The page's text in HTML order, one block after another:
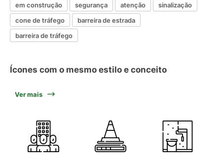
em construção segurança atenção
sinalização
cone de tráfego
barreira de estrada
barreira de tráfego
Ícones com o mesmo estilo e conceito
Ver mais